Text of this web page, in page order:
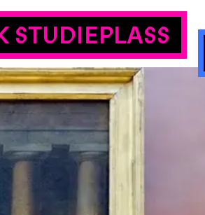
STUDIEPLASS